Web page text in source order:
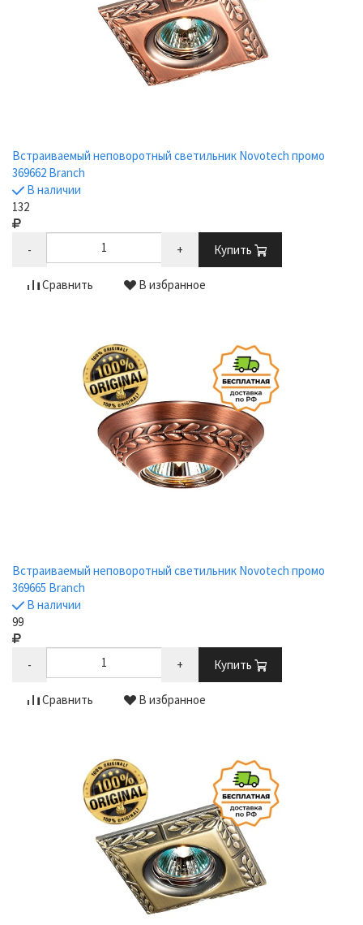
Встраиваемый неповоротный светильник Novotech промо
369662 Branch
В наличии
132
- + Купить
Сравнить В избранное
Встраиваемый неповоротный светильник Novotech промо
369665 Branch
В наличии
99
- + Купить
Сравнить В избранное